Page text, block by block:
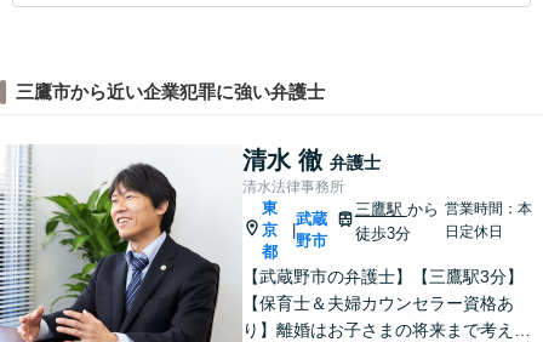
三鷹市から近い企業犯罪に強い弁護士
清水 徹 弁護士
清水法律事務所
東
京
都
武蔵
野市
三鷹駅 から
徒歩3分
営業時間：本
日定休日
【武蔵野市の弁護士】【三鷹駅3分】
【保育士＆夫婦カウンセラー資格あ
り】離婚はお子さまの将来まで考えた